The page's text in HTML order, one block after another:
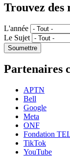
Trouvez des
L'année
Le Sujet
Partenaires
APTN
Bell
Google
Meta
ONF
Fondation
TikTok
YouTube